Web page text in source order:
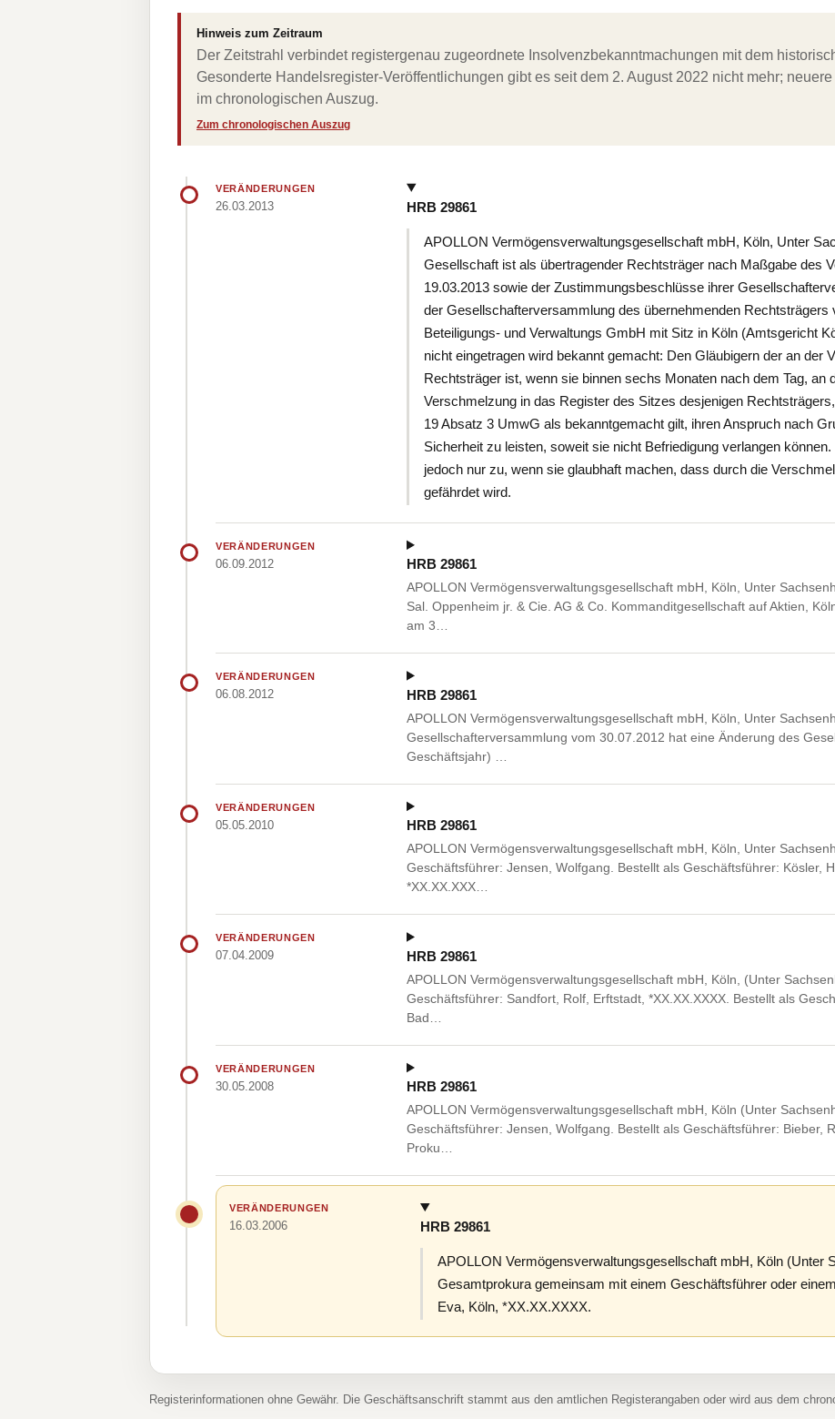
Hinweis zum Zeitraum
Der Zeitstrahl verbindet registergenau zugeordnete Insolvenzbekanntmachungen mit dem
Gesonderte Handelsregister-Veröffentlichungen gibt es seit dem 2. August 2022 nicht mehr;
im chronologischen Auszug.
Zum chronologischen Auszug
VERÄNDERUNGEN
26.03.2013 HRB 29861
APOLLON Vermögensverwaltungsgesellschaft mbH, Köln, Unter
Gesellschaft ist als übertragender Rechtsträger nach Maßgabe des
19.03.2013 sowie der Zustimmungsbeschlüsse ihrer
der Gesellschafterversammlung des übernehmenden Rechtsträgers
Beteiligungs- und Verwaltungs GmbH mit Sitz in Köln (Amtsgericht
nicht eingetragen wird bekannt gemacht: Den Gläubigern der an der
Rechtsträger ist, wenn sie binnen sechs Monaten nach dem Tag, an
Verschmelzung in das Register des Sitzes desjenigen
19 Absatz 3 UmwG als bekanntgemacht gilt, ihren Anspruch nach
Sicherheit zu leisten, soweit sie nicht Befriedigung verlangen
jedoch nur zu, wenn sie glaubhaft machen, dass durch die
gefährdet wird.
VERÄNDERUNGEN
06.09.2012 HRB 29861
APOLLON Vermögensverwaltungsgesellschaft mbH, Köln, Unter
Sal. Oppenheim jr. & Cie. AG & Co. Kommanditgesellschaft auf Aktien,
am 3…
VERÄNDERUNGEN
06.08.2012 HRB 29861
APOLLON Vermögensverwaltungsgesellschaft mbH, Köln, Unter
Gesellschafterversammlung vom 30.07.2012 hat eine Änderung des
Geschäftsjahr) …
VERÄNDERUNGEN
05.05.2010 HRB 29861
APOLLON Vermögensverwaltungsgesellschaft mbH, Köln, Unter
Geschäftsführer: Jensen, Wolfgang. Bestellt als Geschäftsführer: Kösler,
*XX.XX.XXX…
VERÄNDERUNGEN
07.04.2009 HRB 29861
APOLLON Vermögensverwaltungsgesellschaft mbH, Köln, (Unter
Geschäftsführer: Sandfort, Rolf, Erftstadt, *XX.XX.XXXX. Bestellt als
Bad…
VERÄNDERUNGEN
30.05.2008 HRB 29861
APOLLON Vermögensverwaltungsgesellschaft mbH, Köln (Unter
Geschäftsführer: Jensen, Wolfgang. Bestellt als Geschäftsführer: Bieber,
Proku…
VERÄNDERUNGEN
16.03.2006 HRB 29861
APOLLON Vermögensverwaltungsgesellschaft mbH, Köln (Unter
Gesamtprokura gemeinsam mit einem Geschäftsführer oder
Eva, Köln, *XX.XX.XXXX.
Registerinformationen ohne Gewähr. Die Geschäftsanschrift stammt aus den amtlichen Registerangaben oder wird aus dem